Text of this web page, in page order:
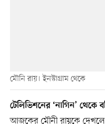
মৌনি রায়। ইনস্টাগ্রাম থেকে
টেলিভিশনের ‘নাগিন’ থেকে
আজকের মৌনী রায়কে দেখলে